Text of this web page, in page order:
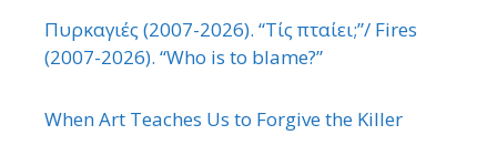
Πυρκαγιές (2007-2026). “Τίς πταίει;”/ Fires
(2007-2026). “Who is to blame?”
When Art Teaches Us to Forgive the Killer